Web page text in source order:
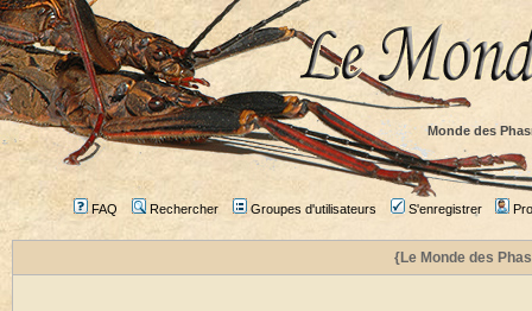
Monde des
FAQ Rechercher Groupes d'utilisateurs S'enregistrer
{Le Monde des